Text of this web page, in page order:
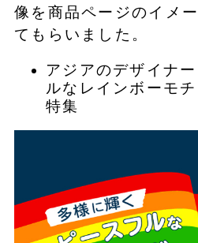
像を商品ページのイメ
てもらいました。
アジアのデザイナ
ルなレインボーモ
特集